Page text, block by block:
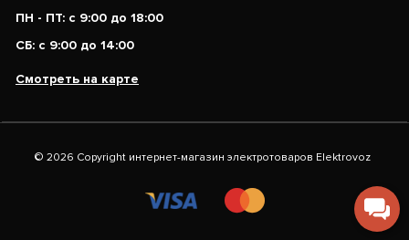
ПН - ПТ: с 9:00 до 18:00
СБ: с 9:00 до 14:00
Смотреть на карте
© 2026 Copyright интернет-магазин электротоваров Elektrovoz